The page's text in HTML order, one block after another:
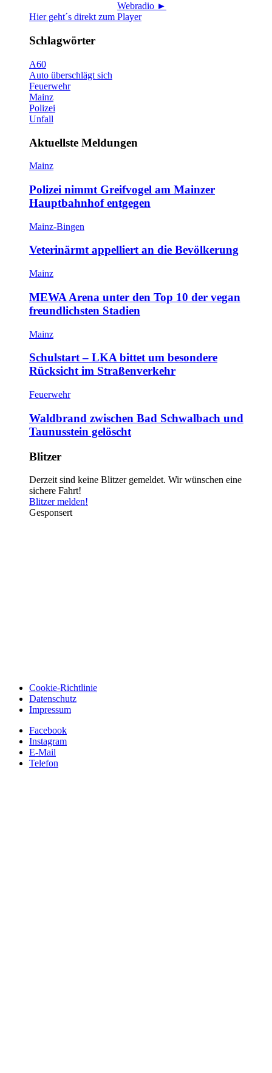
Webradio ►
Hier geht´s direkt zum Player
Schlagwörter
A60
Auto überschlägt sich
Feuerwehr
Mainz
Polizei
Unfall
Aktuellste Meldungen
Mainz
Polizei nimmt Greifvogel am Mainzer
Hauptbahnhof entgegen
Mainz-Bingen
Veterinärmt appelliert an die Bevölkerung
Mainz
MEWA Arena unter den Top 10 der vegan
freundlichsten Stadien
Mainz
Schulstart – LKA bittet um besondere
Rücksicht im Straßenverkehr
Feuerwehr
Waldbrand zwischen Bad Schwalbach und
Taunusstein gelöscht
Blitzer
Derzeit sind keine Blitzer gemeldet. Wir wünschen eine
sichere Fahrt!
Blitzer melden!
Gesponsert
Cookie-Richtlinie
Datenschutz
Impressum
Facebook
Instagram
E-Mail
Telefon